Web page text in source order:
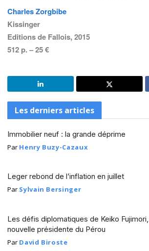
Charles Zorgbibe
Kissinger
Editions de Fallois, 2015
512 p. – 25 €
Les derniers articles
Immobilier neuf : la grande déprime
Par Henry Buzy-Cazaux
Leger rebond de l’inflation en juillet
Par Sylvain Bersinger
Les défis diplomatiques de Keiko
nouvelle présidente du Pérou
Par David Biroste